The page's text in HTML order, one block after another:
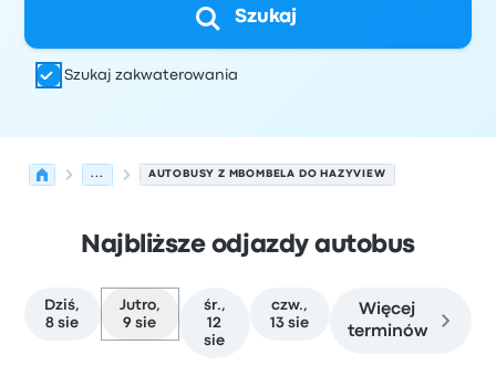
Szukaj
Szukaj zakwaterowania
... AUTOBUSY Z MBOMBELA DO HAZYVIEW
Najbliższe odjazdy autobus
Dziś,
8 sie
Jutro,
9 sie
śr.,
12
sie
czw.,
13 sie
Więcej
terminów